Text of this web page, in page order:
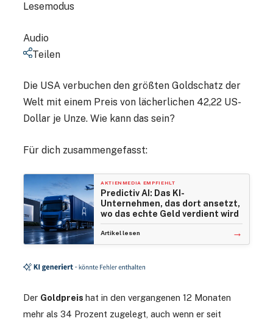
Lesemodus
Audio
Teilen
Die USA verbuchen den größten Goldschatz der
Welt mit einem Preis von lächerlichen 42,22 US-
Dollar je Unze. Wie kann das sein?
Für dich zusammengefasst:
AKTIENMEDIA EMPFIEHLT
Predictiv AI: Das KI-
Unternehmen, das dort ansetzt,
wo das echte Geld verdient wird
Artikel lesen →
Der Goldpreis hat in den vergangenen 12 Monaten
mehr als 34 Prozent zugelegt, auch wenn er seit